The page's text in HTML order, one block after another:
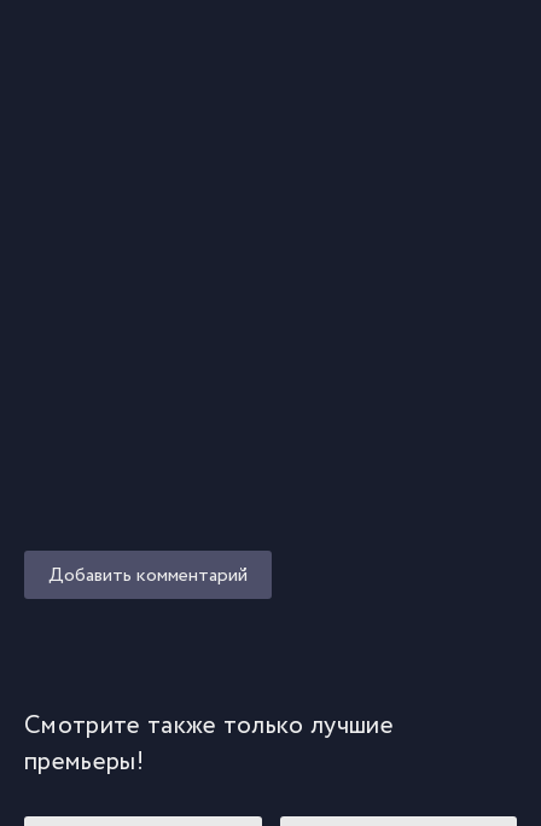
Добавить комментарий
Смотрите также только лучшие
премьеры!